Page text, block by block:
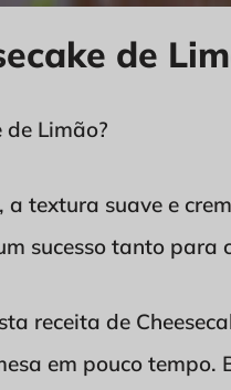
de
de Limão?
textura suave e
sucesso tanto
receita de
em pouco tempo.